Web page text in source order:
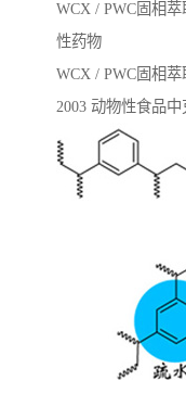
WCX / PWC固相
性药物
WCX / PWC固相
2003 动物性⻝品